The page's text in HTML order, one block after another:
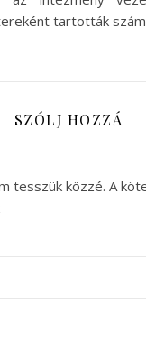
tartották
SZÓLJ HOZZÁ
tesszük közzé. A